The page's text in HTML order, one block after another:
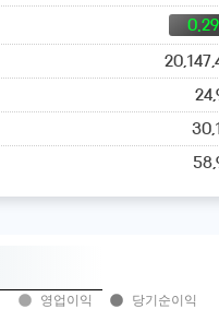
영업이익 당기순이익